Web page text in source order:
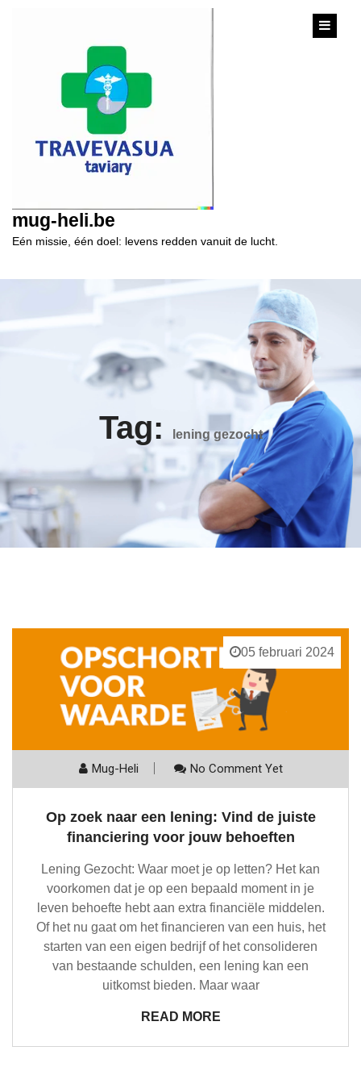
mug-heli.be
Eén missie, één doel: levens redden vanuit de lucht.
Tag: lening gezocht
05 februari 2024
Mug-Heli No Comment Yet
Op zoek naar een lening: Vind de juiste
financiering voor jouw behoeften
Lening Gezocht: Waar moet je op letten? Het kan
voorkomen dat je op een bepaald moment in je
leven behoefte hebt aan extra financiële middelen.
Of het nu gaat om het financieren van een huis, het
starten van een eigen bedrijf of het consolideren
van bestaande schulden, een lening kan een
uitkomst bieden. Maar waar
READ MORE